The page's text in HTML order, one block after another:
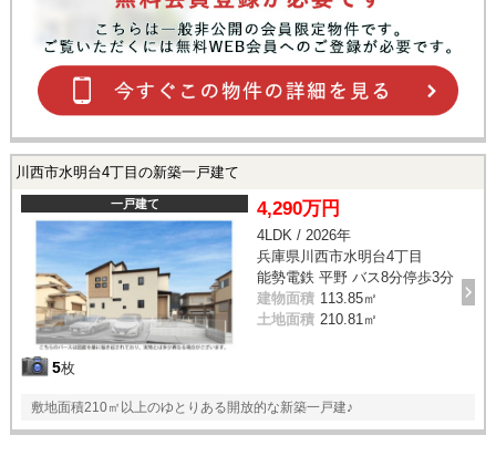
川西市水明台4丁目の新築一戸建て
一戸建て
5枚
4,290万円
4LDK / 2026年
兵庫県川西市水明台4丁目
能勢電鉄 平野 バス8分停歩3分
建物面積 113.85㎡
土地面積 210.81㎡
敷地面積210㎡以上のゆとりある開放的な新築一戸建♪